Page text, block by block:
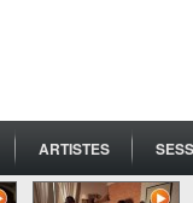
ARTISTES